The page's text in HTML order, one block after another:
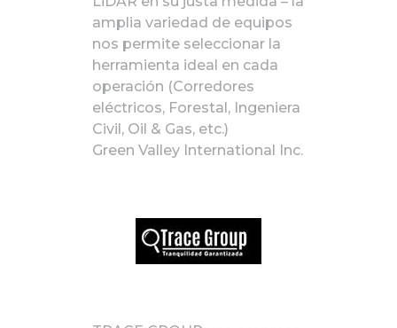
amplia variedad de equipos
nos permite seleccionar la
herramienta ideal en cada
operación (Corredores
eléctricos, Forestal, Ingeniera
Civil, Oil & Gas, etc.)
Green Valley International Inc.